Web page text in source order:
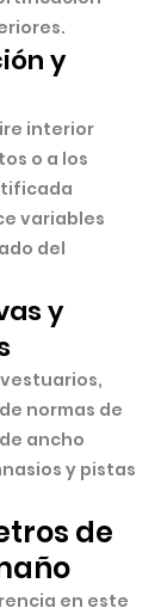
y
interior
o a los
variables
del
y
normas de
ancho
y pistas
de
en este